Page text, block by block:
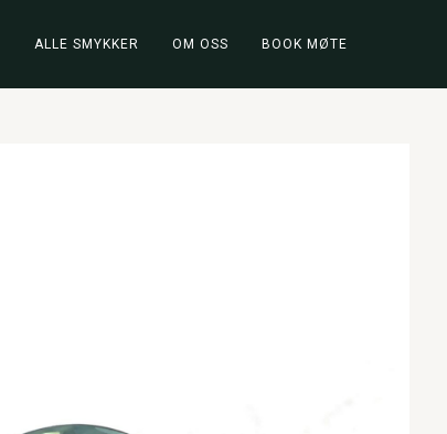
ALLE SMYKKER OM OSS BOOK MØTE